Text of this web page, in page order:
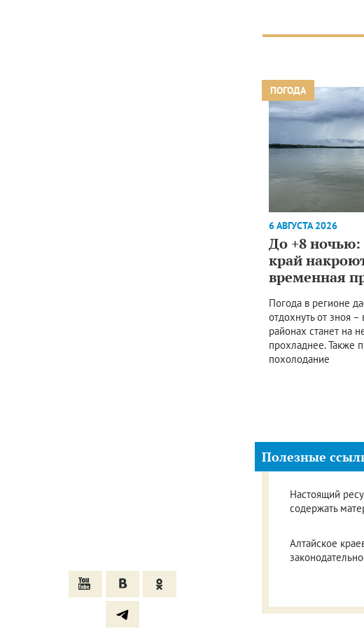
ПОГОДА
6 АВГУСТА 2026
До +8
край
временная
Погода в регионе
отдохнуть от зноя
районах станет на
прохладнее. Также
похолодание
Полезные
Настоящий
содержать
Алтайское